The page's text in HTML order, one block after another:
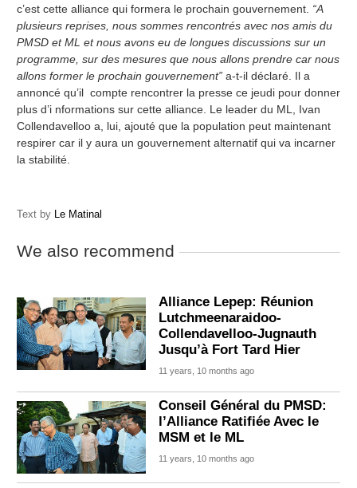
c’est cette alliance qui formera le prochain gouvernement. “A
plusieurs reprises, nous sommes rencontrés avec nos amis du
PMSD et ML et nous avons eu de longues discussions sur un
programme, sur des mesures que nous allons prendre car nous
allons former le prochain gouvernement” a-t-il déclaré. Il a
annoncé qu’il compte rencontrer la presse ce jeudi pour donner
plus d’i nformations sur cette alliance. Le leader du ML, Ivan
Collendavelloo a, lui, ajouté que la population peut maintenant
respirer car il y aura un gouvernement alternatif qui va incarner
la stabilité.
Text by Le Matinal
We also recommend
Alliance Lepep: Réunion
Lutchmeenaraidoo-
Collendavelloo-Jugnauth
Jusqu’à Fort Tard Hier
11 years, 10 months ago
Conseil Général du PMSD:
l’Alliance Ratifiée Avec le
MSM et le ML
11 years, 10 months ago